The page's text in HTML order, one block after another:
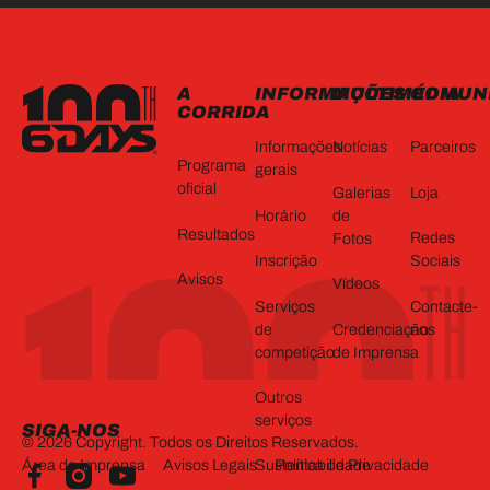
SIGA-NOS
A
CORRIDA
Programa
oficial
Resultados
Avisos
INFORMAÇÕES
Informações
gerais
Horário
Inscrição
Serviços
de
competição
Outros
serviços
Sustentabilidade
MULTIMÉDIA
Notícias
Galerias
de
Fotos
Vídeos
Credenciação
de Imprensa
Parceiros
Loja
Redes
Sociais
Contacte-
nos
©2026Copyright. Todos os Direitos Reservados.
Área de Imprensa
Avisos Legais Política de Privacidade